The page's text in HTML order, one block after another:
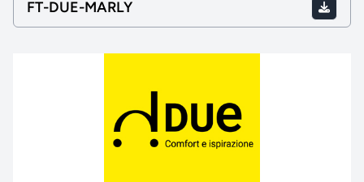
FT-DUE-MARLY